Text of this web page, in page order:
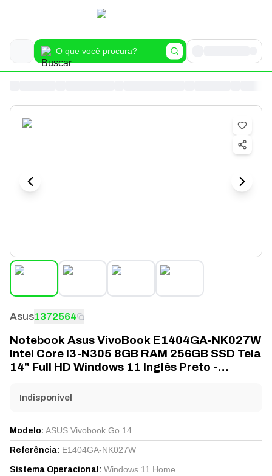
Asus1372564
Notebook Asus VivoBook E1404GA-NK027W
Intel Core i3-N305 8GB RAM 256GB SSD Tela
14" Full HD Windows 11 Inglês Preto -
Indisponível
Modelo: ASUS Vivobook Go 14
Referência: E1404GA-NK027W
Sistema Operacional : Windows 11 Home